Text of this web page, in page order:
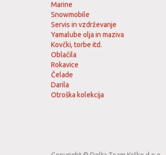
Marine
Snowmobile
Servis in vzdrževanje
Yamalube olja in maziva
Kovčki, torbe itd.
Oblačila
Rokavice
Čelade
Darila
Otroška kolekcija